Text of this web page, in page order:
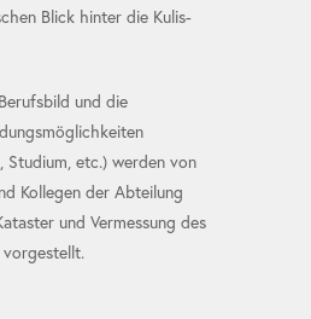
Blick hin­ter die Ku­lis­
und die
Studium, etc.) werden von
Kollegen der Abteilung
und Vermessung des
vorgestellt.